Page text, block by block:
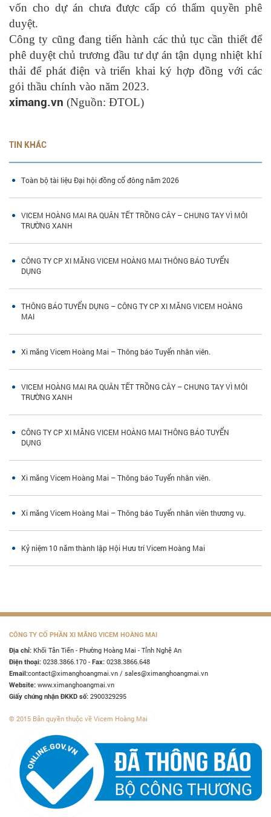
vốn cho dự án chưa được cấp có thẩm quyền phê
duyệt.
Công ty cũng đang tiến hành các thủ tục cần thiết để
phê duyệt chủ trương đầu tư dự án tận dụng nhiệt khí
thải để phát điện và triển khai ký hợp đồng với các
gói thầu chính vào năm 2023.
ximang.vn (Nguồn: ĐTOL)
TIN KHÁC
Toàn bộ tài liệu Đại hội đồng cổ đông năm 2026
VICEM HOÀNG MAI RA QUÂN TẾT TRỒNG CÂY – CHUNG TAY VÌ MÔI
TRƯỜNG XANH
CÔNG TY CP XI MĂNG VICEM HOÀNG MAI THÔNG BÁO TUYỂN
DỤNG
THÔNG BÁO TUYỂN DỤNG – CÔNG TY CP XI MĂNG VICEM HOÀNG
MAI
Xi măng Vicem Hoàng Mai – Thông báo Tuyển nhân viên.
VICEM HOÀNG MAI RA QUÂN TẾT TRỒNG CÂY – CHUNG TAY VÌ MÔI
TRƯỜNG XANH
CÔNG TY CP XI MĂNG VICEM HOÀNG MAI THÔNG BÁO TUYỂN
DỤNG
Xi măng Vicem Hoàng Mai – Thông báo Tuyển nhân viên.
Xi măng Vicem Hoàng Mai – Thông báo Tuyển nhân viên thương vụ.
Kỷ niệm 10 năm thành lập Hội Hưu trí Vicem Hoàng Mai
CÔNG TY CỔ PHẦN XI MĂNG VICEM HOÀNG MAI
Địa chỉ: Khối Tân Tiến - Phường Hoàng Mai - Tỉnh Nghệ An
Điện thoại: 0238.3866.170 - Fax: 0238.3866.648
Email:contact@ximanghoangmai.vn / sales@ximanghoangmai.vn
Website: www.ximanghoangmai.vn
Giấy chứng nhận ĐKKD số: 2900329295
© 2015 Bản quyền thuộc về Vicem Hoàng Mai